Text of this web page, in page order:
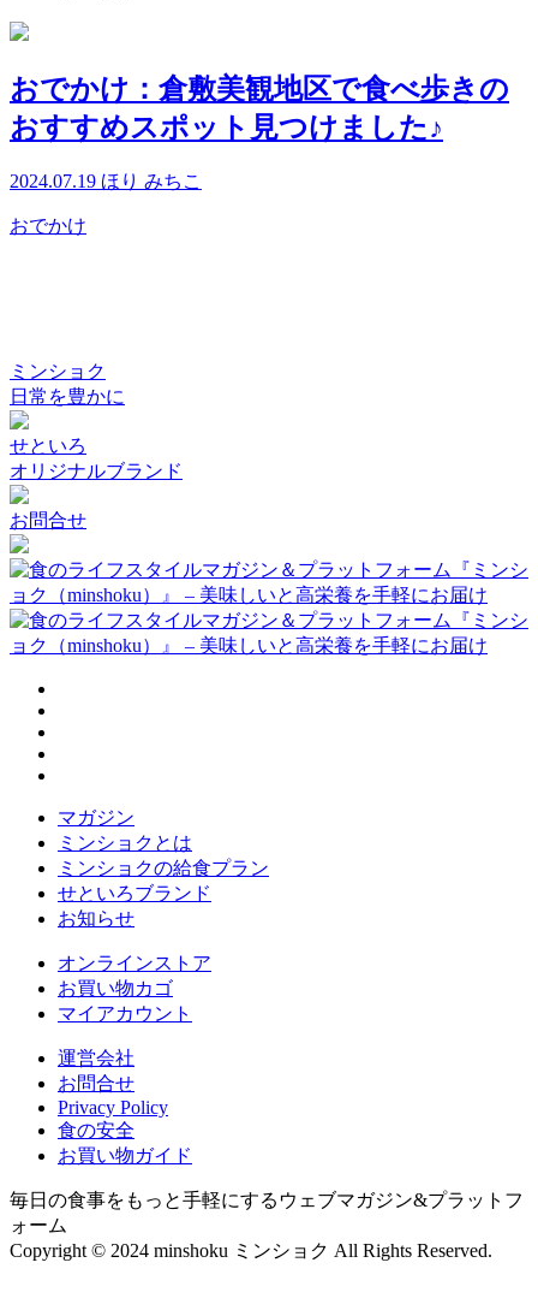
おでかけ：倉敷美観地区で食べ歩きの
おすすめスポット見つけました♪
2024.07.19 ほり みちこ
おでかけ
ミンショク
日常を豊かに
せといろ
オリジナルブランド
お問合せ
マガジン
ミンショクとは
ミンショクの給食プラン
せといろブランド
お知らせ
オンラインストア
お買い物カゴ
マイアカウント
運営会社
お問合せ
Privacy Policy
食の安全
お買い物ガイド
毎日の食事をもっと手軽にするウェブマガジン&プラットフ
ォーム
Copyright © 2024 minshoku ミンショク All Rights Reserved.